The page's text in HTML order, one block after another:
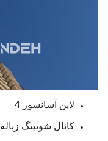
لاین آسانسور 4
کانال شوتینگ زباله